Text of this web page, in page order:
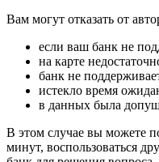
Вам могут отказать от
если ваш банк не
на карте
банк не
истекло время
в данных была
В этом случае вы можете
минут, воспользоваться